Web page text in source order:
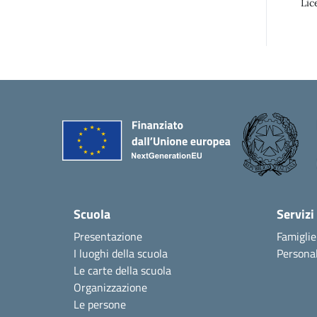
Scuola
Presentazione
I luoghi della scuola
Le carte della scuola
Organizzazione
Le persone
Servizi